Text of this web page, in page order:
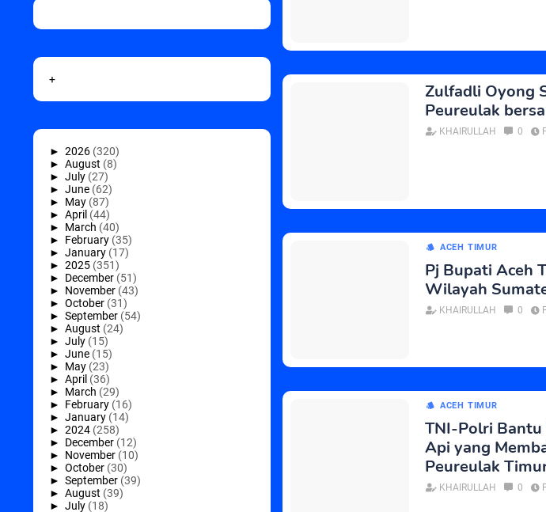
+
► 2026 (320)
► August (8)
► July (27)
► June (62)
► May (87)
► April (44)
► March (40)
► February (35)
► January (17)
► 2025 (351)
► December (51)
► November (43)
► October (31)
► September (54)
► August (24)
► July (15)
► June (15)
► May (23)
► April (36)
► March (29)
► February (16)
► January (14)
► 2024 (258)
► December (12)
► November (10)
► October (30)
► September (39)
► August (39)
► July (18)
Zulfadli Oyong
Peureulak
KHAIRULLAH 0
ACEH TIMUR
Pj Bupati Aceh
Wilayah
KHAIRULLAH 0
ACEH TIMUR
TNI-Polri Bantu
Api yang
Peureulak
KHAIRULLAH 0